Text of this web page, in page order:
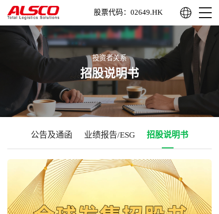
股票代码：02649.HK
投资者关系
招股说明书
公告及通函 业绩报告/ESG 招股说明书